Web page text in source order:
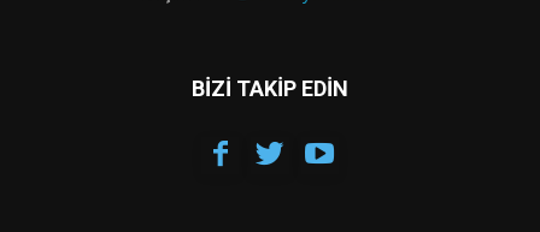
BİZİ TAKİP EDİN